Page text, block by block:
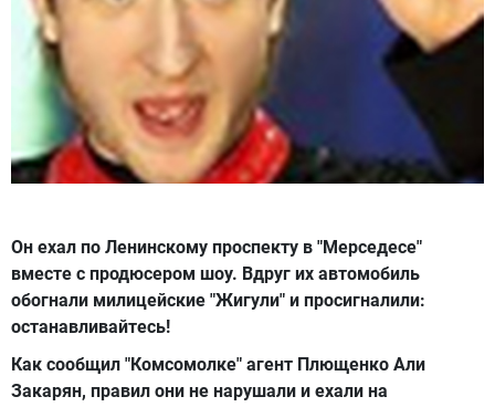
Он ехал по Ленинскому проспекту в "Мерседесе"
вместе с продюсером шоу. Вдруг их автомобиль
обогнали милицейские "Жигули" и просигналили:
останавливайтесь!
Как сообщил "Комсомолке" агент Плющенко Али
Закарян, правил они не нарушали и ехали на